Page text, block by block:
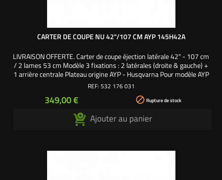
CARTER DE COUPE NU 42"/107 CM AYP 145H42A
LIVRAISON OFFERTE. Carter de coupe éjection latérale 42" - 107 cm
/ 2 lames 53 cm Modèle 3 fixations : 2 latérales (droite & gauche) +
1 arrière centrale Plateau origine AYP - Husqvarna Pour modèle AYP
145H42A Références origine : 532176031 - 532164961 -
REF: 532 176 031
Prix
349,00 €  Rupture de stock
Ajouter au panier